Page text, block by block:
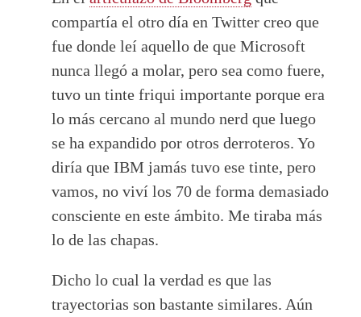
compartía el otro día en Twitter creo que
fue donde leí aquello de que Microsoft
nunca llegó a molar, pero sea como fuere,
tuvo un tinte friqui importante porque era
lo más cercano al mundo nerd que luego
se ha expandido por otros derroteros. Yo
diría que IBM jamás tuvo ese tinte, pero
vamos, no viví los 70 de forma demasiado
consciente en este ámbito. Me tiraba más
lo de las chapas.
Dicho lo cual la verdad es que las
trayectorias son bastante similares. Aún